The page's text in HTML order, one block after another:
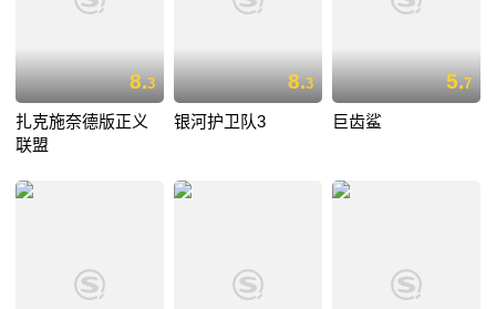
8.3
扎克施奈德版正义
联盟
8.3
银河护卫队3
5.7
巨齿鲨